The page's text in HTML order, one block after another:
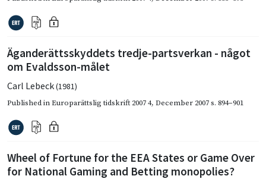
Äganderättsskyddets tredje-partsverkan - något
om Evaldsson-målet
Carl Lebeck(1981)
Published inEuroparättslig tidskrift 2007 4, December 2007s. 894–901
Wheel of Fortune for the EEA States or Game Over
for National Gaming and Betting monopolies?